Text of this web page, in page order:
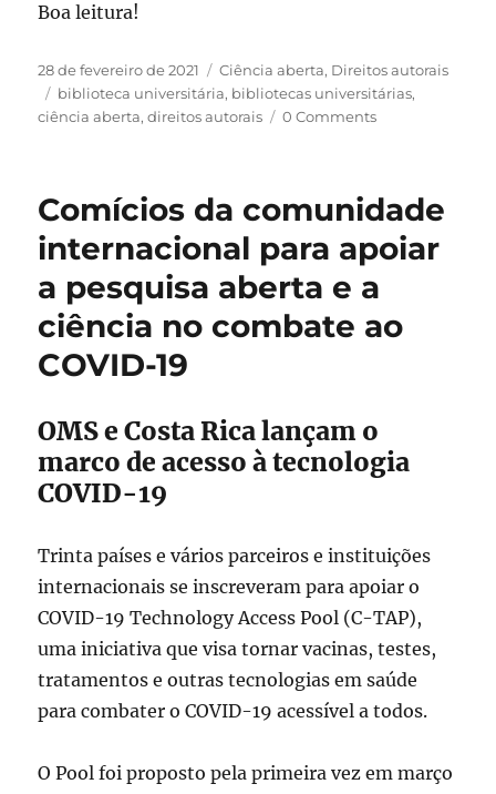
Boa leitura!
Publicado
em
28 de fevereiro de 2021 Categorias
Ciência aberta, Direitos autorais
Tags
biblioteca universitária, bibliotecas universitárias,
ciência aberta,direitos autorais 0 Comments
Comícios da comunidade
internacional para apoiar
a pesquisa aberta e a
ciência no combate ao
COVID-19
OMS e Costa Rica lançam o
marco de acesso à tecnologia
COVID-19
Trinta países e vários parceiros e instituições
internacionais se inscreveram para apoiar o
COVID-19 Technology Access Pool (C-TAP),
uma iniciativa que visa tornar vacinas, testes,
tratamentos e outras tecnologias em saúde
para combater o COVID-19 acessível a todos.
O Pool foi proposto pela primeira vez em março